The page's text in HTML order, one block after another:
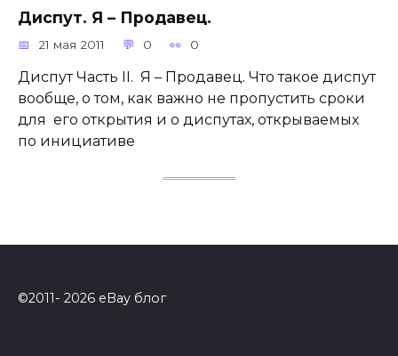
Диспут. Я – Продавец.
21 мая 2011 0 0
Диспут Часть II. Я – Продавец. Что такое диспут
вообще, о том, как важно не пропустить сроки
для его открытия и о диспутах, открываемых
по инициативе
©2011- 2026 eBay блог